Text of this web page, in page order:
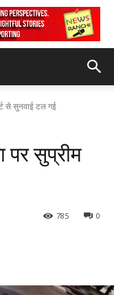
से सुनवाई टल गई
पर सुप्रीम
0
785